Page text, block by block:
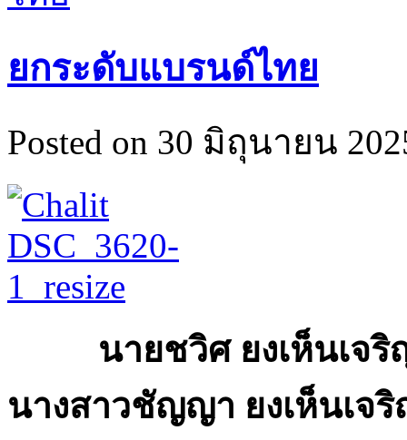
ยกระดับแบรนด์ไทย
Posted on 30 มิถุนายน
นายชวิศ ยงเห็นเจริ
นางสาวชัญญา ยงเห็นเจ